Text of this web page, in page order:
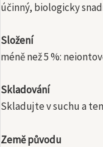
účinný, biologicky
Složení
méně než 5 %:
Skladování
Skladujte v suchu a
Země původu